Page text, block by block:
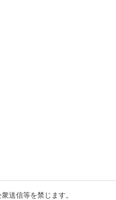
送信等を禁じます。